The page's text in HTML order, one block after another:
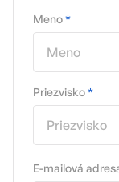
Meno*
Priezvisko*
E-mailová